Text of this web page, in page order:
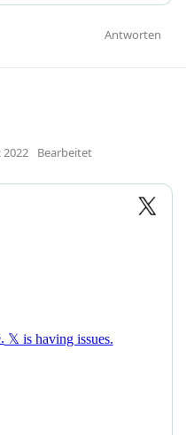
Antworten
2022 Bearbeitet